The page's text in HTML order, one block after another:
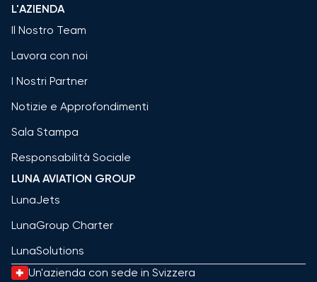
L'AZIENDA
Il Nostro Team
Lavora con noi
I Nostri Partner
Notizie e Approfondimenti
Sala Stampa
Responsabilità Sociale
LUNA AVIATION GROUP
LunaJets
LunaGroup Charter
LunaSolutions
Un'azienda con sede in Svizzera